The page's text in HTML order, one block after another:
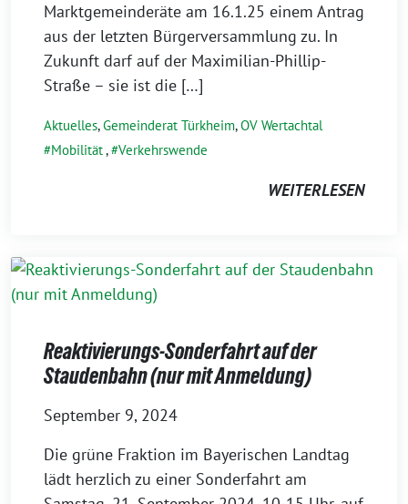
Marktgemeinderäte am 16.1.25 einem Antrag
aus der letzten Bürgerversammlung zu. In
Zukunft darf auf der Maximilian-Phillip-
Straße – sie ist die […]
Aktuelles,Gemeinderat Türkheim,OV Wertachtal
Mobilität, Verkehrswende
WEITERLESEN
Reaktivierungs-Sonderfahrt auf der
Staudenbahn (nur mit Anmeldung)
September 9, 2024
Die grüne Fraktion im Bayerischen Landtag
lädt herzlich zu einer Sonderfahrt am